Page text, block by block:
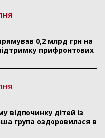
0,2 млрд грн на
прифронтових
відпочинку дітей із
група оздоровилася в